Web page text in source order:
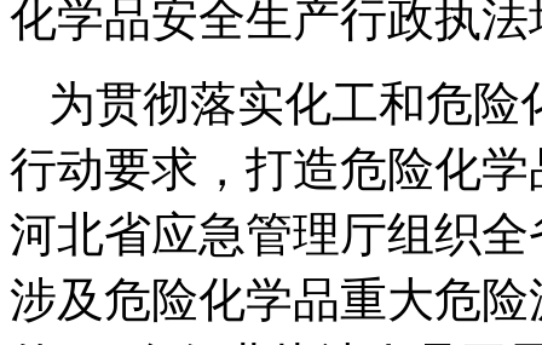
化学品安全生产行政执法
为贯彻落实化工和危
行动要求，打造危险化
河北省应急管理厅组织
涉及危险化学品重大危